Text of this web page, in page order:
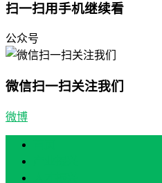
扫一扫用手机继续看
公众号
微信扫一扫关注我们
微博